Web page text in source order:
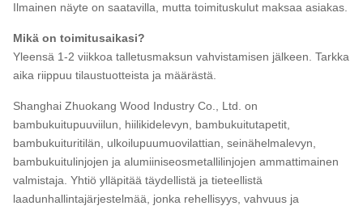
Ilmainen näyte on saatavilla, mutta toimituskulut maksaa asiakas.
Mikä on toimitusaikasi?
Yleensä 1-2 viikkoa talletusmaksun vahvistamisen jälkeen. Tarkka
aika riippuu tilaustuotteista ja määrästä.
Shanghai Zhuokang Wood Industry Co., Ltd. on
bambukuitupuuviilun, hiilikidelevyn, bambukuitutapetit,
bambukuituritilän, ulkoilupuumuovilattian, seinähelmalevyn,
bambukuitulinjojen ja alumiiniseosmetallilinjojen ammattimainen
valmistaja. Yhtiö ylläpitää täydellistä ja tieteellistä
laadunhallintajärjestelmää, jonka rehellisyys, vahvuus ja